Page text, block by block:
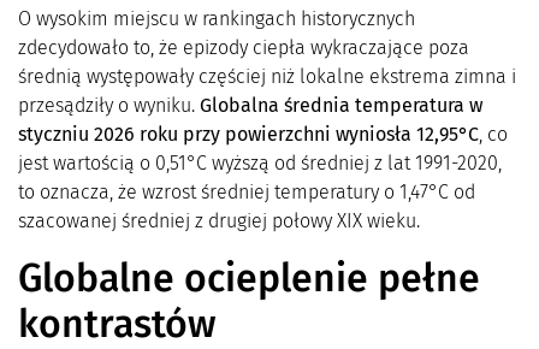
O wysokim miejscu w rankingach historycznych
zdecydowało to, że epizody ciepła wykraczające poza
średnią występowały częściej niż lokalne ekstrema zimna i
przesądziły o wyniku. Globalna średnia temperatura w
styczniu 2026 roku przy powierzchni wyniosła 12,95°C, co
jest wartością o 0,51°C wyższą od średniej z lat 1991-2020,
to oznacza, że wzrost średniej temperatury o 1,47°C od
szacowanej średniej z drugiej połowy XIX wieku.
Globalne ocieplenie pełne
kontrastów